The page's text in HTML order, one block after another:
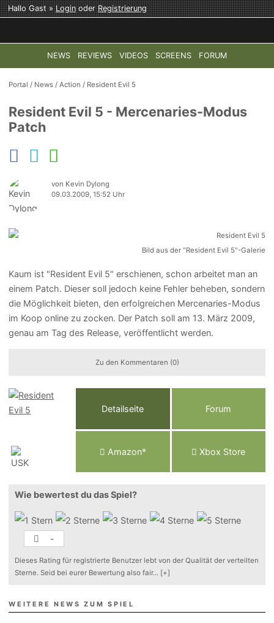
Hallo Gast »LoginoderRegistrierung
NEWS REVIEWS VIDEOS SCREENS FORUM
TOP-THEMEN: COD: MODERN WARFARE 4 HALO:
Portal / News /Action / Resident Evil 5
Resident Evil 5 - Mercenaries-Modus
Patch
von Kevin Dylong
09.03.2009, 15:52 Uhr
Bild aus der "Resident Evil 5"-Galerie
Kaum ist "Resident Evil 5" erschienen, schon arbeitet man an
einem Patch. Dieser soll jedoch keine Fehler beheben, sondern
die Möglichkeit bieten, den erfolgreichen Mercenaries-Modus
im Koop online zu zocken. Der Patch soll am 13. März 2009,
genau am Tag des Release, veröffentlicht werden.
Zu den Kommentaren (0)
Detailseite Forum
Amazon* Xbox Store
Wie bewertest du das Spiel?
-
Dieses Rating für registrierte Benutzer lebt von der Qualität der verteilten
Sterne. Seid bei eurer Bewertung also fair... [+]
WEITERE NEWS ZUM SPIEL